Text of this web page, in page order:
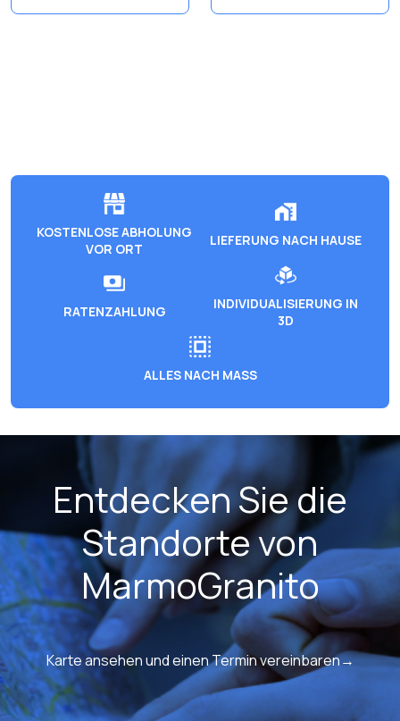
KOSTENLOSE ABHOLUNG
VOR ORT
LIEFERUNG NACH HAUSE
RATENZAHLUNG
INDIVIDUALISIERUNG IN
3D
ALLES NACH MASS
Entdecken Sie die
Standorte von
MarmoGranito
Karte ansehen und einen Termin vereinbaren→